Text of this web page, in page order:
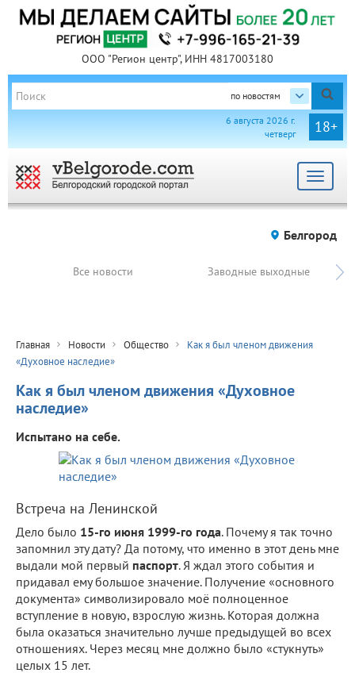
ООО "Регион центр", ИНН 4817003180
по новостям
18+
6 августа 2026 г.
четверг
Toggle
Белгород
Все новости Заводные выходные
Главная Новости Общество
Как я был членом движения
«Духовное наследие»
Как я был членом движения «Духовное
наследие»
Испытано на себе.
Встреча на Ленинской
Дело было 15-го июня 1999-го года. Почему я так точно
запомнил эту дату? Да потому, что именно в этот день мне
выдали мой первый паспорт. Я ждал этого события и
придавал ему большое значение. Получение «основного
документа» символизировало моё полноценное
вступление в новую, взрослую жизнь. Которая должна
была оказаться значительно лучше предыдущей во всех
отношениях. Через месяц мне должно было «стукнуть»
целых 15 лет.